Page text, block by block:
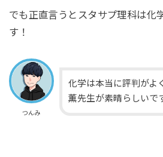
でも正直言うとスタサプ理科は化
す！
つんみ
化学は本当に評判がよ
薫先生が素晴らしいで